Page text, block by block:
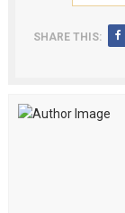
SHARE THIS: